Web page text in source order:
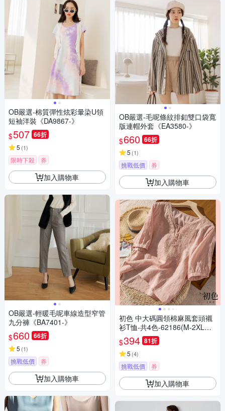
OB嚴選-棉質彈性炫彩暈染U領
短袖洋裝《DA9867-》
$507 66折
5 (1)
限時下殺 券
加入購物車
OB嚴選-輕暖毛呢車線造型窄管
九分褲《BA7401-》
$660 66折
5 (1)
挑戰低價 券
加入購物車
OB嚴選-毛呢條紋排釦雙口袋寬
版連帽外套《EA3580-》
$660 66折
5 (1)
挑戰低價 券
加入購物車
初色 中大碼圓領棉麻風套頭襯
衫T恤-共4色-62186(M-2XL可
選)
$394 81折
5 (4)
挑戰低價 券
加入購物車